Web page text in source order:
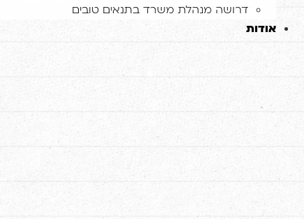
דרושה מנהלת משרד בתנאים טובים
אודות